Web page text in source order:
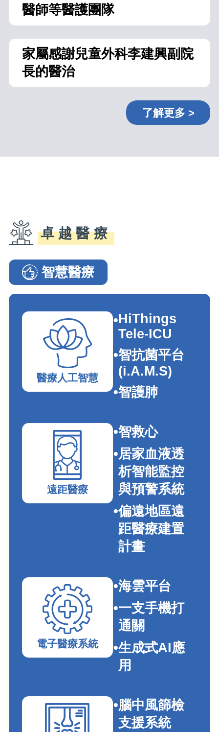
醫師等醫護團隊
家屬感謝兒童外科李建興副院
長的醫治
了解更多 >
卓越醫療
智慧醫療
智慧醫療�G���e�_�I
醫療人工智慧
HiThings
Tele-ICU
智抗菌平台
(i.A.M.S)
智護肺
遠距醫療
智救心
居家血液透
析智能監控
與預警系統
偏遠地區遠
距醫療建置
計畫
電子醫療系統
海雲平台
一支手機打
通關
生成式AI應
用
腦中風篩檢
支援系統